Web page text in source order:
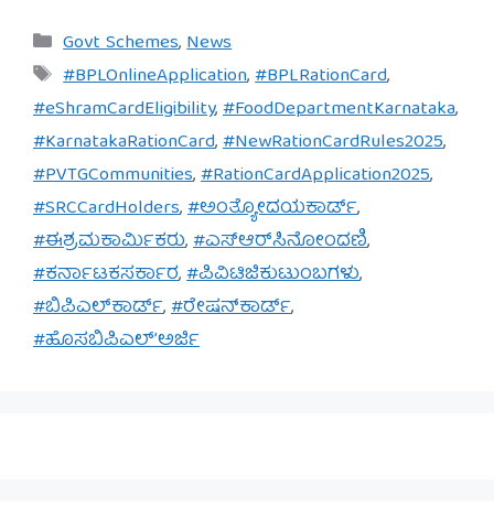
Categories
Govt Schemes,News
Tags
#BPLOnlineApplication,#BPLRationCard,
#eShramCardEligibility,#FoodDepartmentKarnataka,
#KarnatakaRationCard,#NewRationCardRules2025,
#PVTGCommunities,#RationCardApplication2025,
#SRCCardHolders,#ಅಂತ್ಯೋದಯಕಾರ್ಡ್,
#ಈಶ್ರಮಕಾರ್ಮಿಕರು,#ಎಸ್‌ಆರ್‌ಸಿನೋಂದಣಿ,
#ಕರ್ನಾಟಕಸರ್ಕಾರ,#ಪಿವಿಟಿಜಿಕುಟುಂಬಗಳು,
#ಬಿಪಿಎಲ್‌ಕಾರ್ಡ್,#ರೇಷನ್‌ಕಾರ್ಡ್,
#ಹೊಸಬಿಪಿಎಲ್’ಅರ್ಜಿ